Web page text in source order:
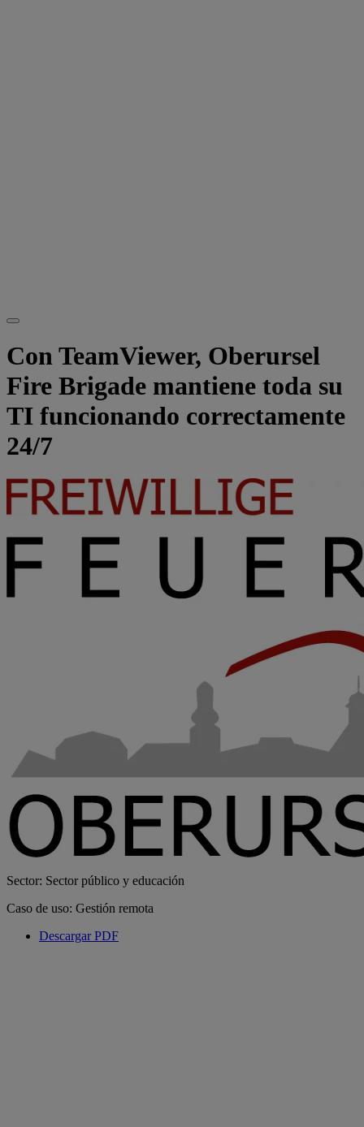
Con TeamViewer, Oberursel
Fire Brigade mantiene toda su
TI funcionando correctamente
24/7
Sector: Sector público y educación
Caso de uso: Gestión remota
Descargar PDF